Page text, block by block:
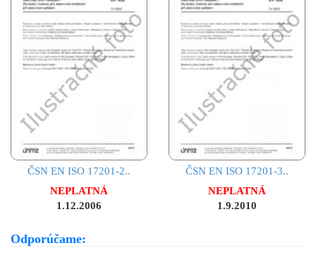
ČSN EN ISO 17201-2..
NEPLATNÁ
1.12.2006
ČSN EN ISO 17201-3..
NEPLATNÁ
1.9.2010
Odporúčame: